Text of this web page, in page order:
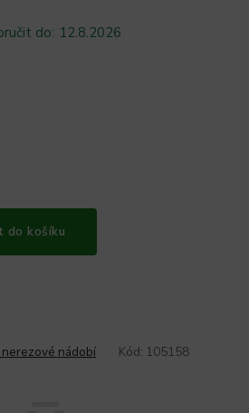
do: 12.8.2026
do košíku
nádobí Kód: 105158